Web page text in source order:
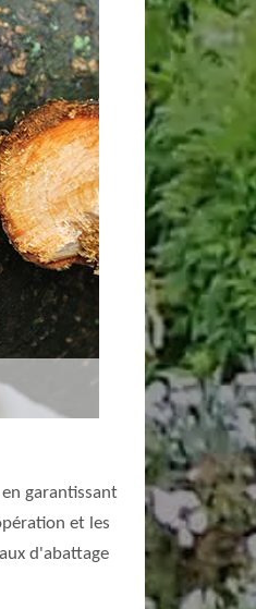
garantissant
et les
d'abattage